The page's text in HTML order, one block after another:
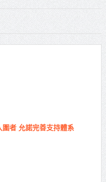
者 允諾完善支持體系